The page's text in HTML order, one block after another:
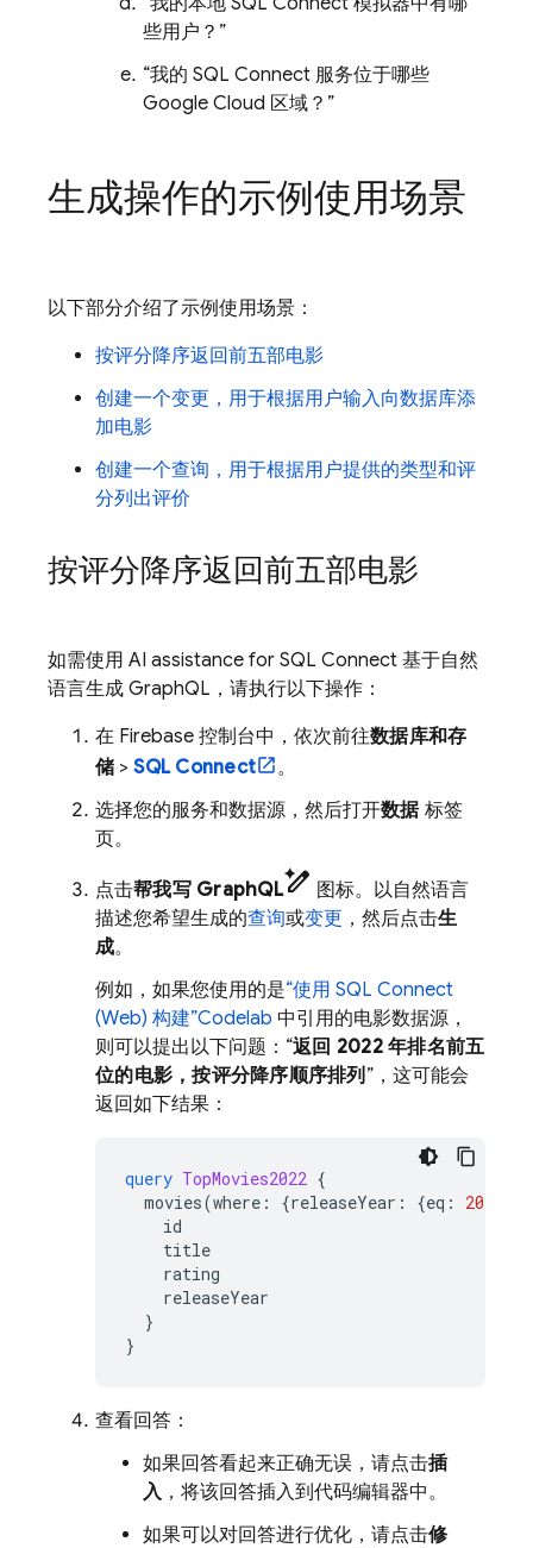
些用户？”
“我的 SQL Connect 服务位于哪些
Google Cloud 区域？”
生成操作的示例使用场景
以下部分介绍了示例使用场景：
按评分降序返回前五部电影
创建一个变更，用于根据用户输入向数据库添
加电影
创建一个查询，用于根据用户提供的类型和评
分列出评价
按评分降序返回前五部电影
如需使用 AI assistance for SQL Connect 基于自然
语言生成 GraphQL，请执行以下操作：
在 Firebase 控制台中，依次前往数据库和存
储 >SQL Connect
。
选择您的服务和数据源，然后打开数据标签
页。
点击帮我写 GraphQLpen_spark 图标。以自然语言
描述您希望生成的查询或变更 ，然后点击生
成。
例如，如果您使用的是“使用 SQL Connect
(Web) 构建”Codelab 中引用的电影数据源，
则可以提出以下问题：“返回 2022 年排名前五
位的电影，按评分降序顺序排列 ”，这可能会
返回如下结果：
query TopMovies2022 {
movies(where : {releaseYear : {eq : 2022
id
title
rating
releaseYear
}
}
查看回答：
如果回答看起来正确无误，请点击插
入，将该回答插入到代码编辑器中。
如果可以对回答进行优化，请点击修